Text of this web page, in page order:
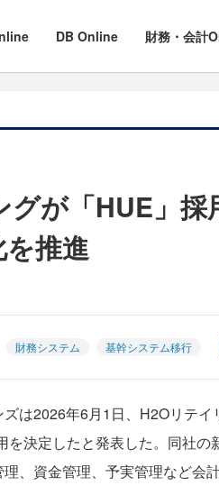
DB Online 財務・会計
グが「HUE」
推進
財務システム 基幹システム移行
は2026年6月1日、H2Oリテイ
決定したと発表した。同社の
、資金管理、予実管理など会